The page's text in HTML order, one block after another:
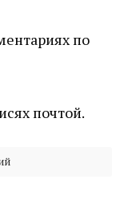
по
почтой.